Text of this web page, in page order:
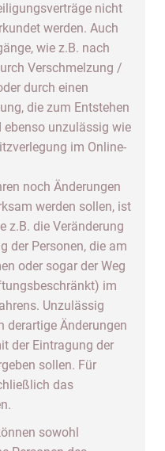
nicht
werden. Auch
wie z.B. nach
Verschmelzung /
durch einen
die zum Entstehen
unzulässig wie
im Online-
noch Änderungen
werden sollen, ist
z.B. die Veränderung
der Personen, die am
oder sogar der Weg
im
Unzulässig
derartige Änderungen
der Eintragung der
sollen. Für
das
sowohl